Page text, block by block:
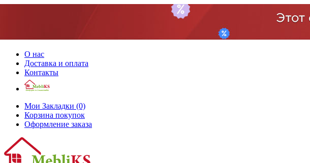
О нас
Доставка и оплата
Контакты
Мои Закладки (0)
Корзина покупок
Оформление заказа